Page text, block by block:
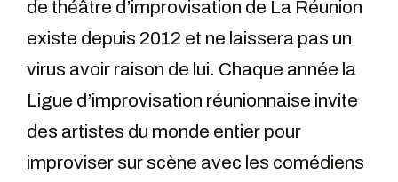
de théâtre d’improvisation de La Réunion
existe depuis 2012 et ne laissera pas un
virus avoir raison de lui. Chaque année la
Ligue d’improvisation réunionnaise invite
des artistes du monde entier pour
improviser sur scène avec les comédiens